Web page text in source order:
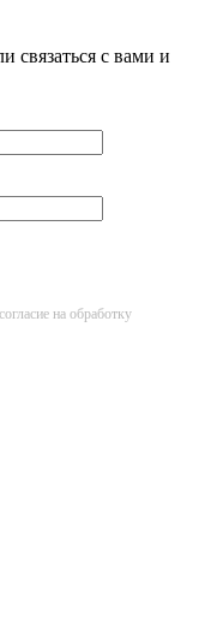
связаться с вами и
на обработку